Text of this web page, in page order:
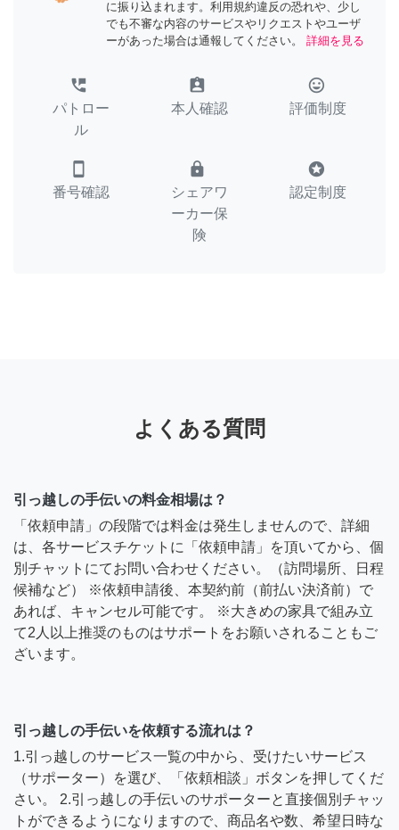
に振り込まれます。利用規約違反の恐れや、少し
でも不審な内容のサービスやリクエストやユーザ
ーがあった場合は通報してください。
詳細を見る
perm_phone_msg
パトロー
ル
assignment_ind
本人確認
tag_faces
評価制度
smartphone
番号確認
lock
シェアワ
ーカー保
険
stars
認定制度
よくある質問
引っ越しの手伝いの料金相場は？
「依頼申請」の段階では料金は発生しませんので、詳細
は、各サービスチケットに「依頼申請」を頂いてから、個
別チャットにてお問い合わせください。（訪問場所、日程
候補など） ※依頼申請後、本契約前（前払い決済前）で
あれば、キャンセル可能です。 ※大きめの家具で組み立
て2人以上推奨のものはサポートをお願いされることもご
ざいます。
引っ越しの手伝いを依頼する流れは？
1.引っ越しのサービス一覧の中から、受けたいサービス
（サポーター）を選び、「依頼相談」ボタンを押してくだ
さい。 2.引っ越しの手伝いのサポーターと直接個別チャッ
トができるようになりますので、商品名や数、希望日時な